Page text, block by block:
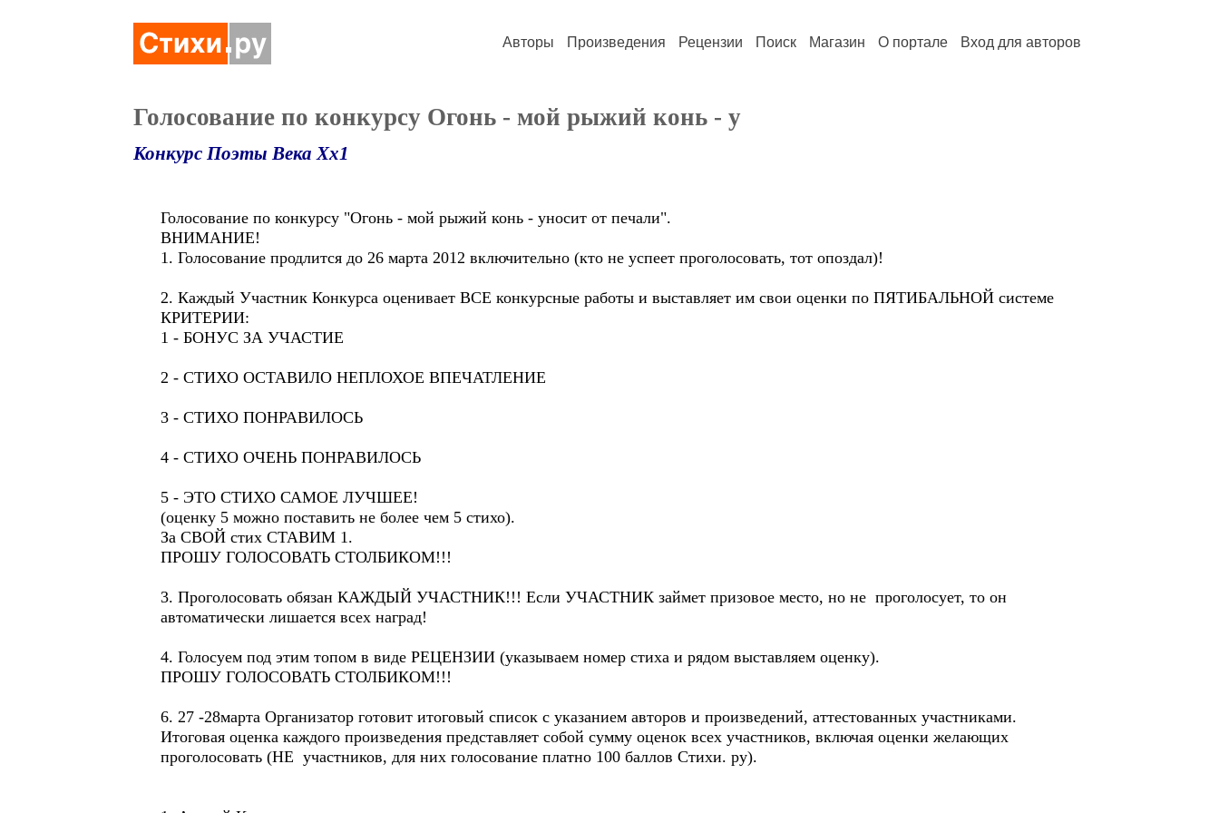
Авторы Произведения Рецензии Поиск Магазин О портале Вход для авторов
Голосование по конкурсу Огонь - мой рыжий конь - у
Конкурс Поэты Века Хх1
Голосование по конкурсу "Огонь - мой рыжий конь - уносит от печали".
ВНИМАНИЕ!
1. Голосование продлится до 26 марта 2012 включительно (кто не успеет проголосовать, тот опоздал)!
2. Каждый Участник Конкурса оценивает ВСЕ конкурсные работы и выставляет им свои оценки по ПЯТИБАЛЬНОЙ системе
КРИТЕРИИ:
1 - БОНУС ЗА УЧАСТИЕ
2 - СТИХО ОСТАВИЛО НЕПЛОХОЕ ВПЕЧАТЛЕНИЕ
3 - СТИХО ПОНРАВИЛОСЬ
4 - СТИХО ОЧЕНЬ ПОНРАВИЛОСЬ
5 - ЭТО СТИХО САМОЕ ЛУЧШЕЕ!
(оценку 5 можно поставить не более чем 5 стихо).
За СВОЙ стих СТАВИМ 1.
ПРОШУ ГОЛОСОВАТЬ СТОЛБИКОМ!!!
3. Проголосовать обязан КАЖДЫЙ УЧАСТНИК!!! Если УЧАСТНИК займет призовое место, но не проголосует, то он
автоматически лишается всех наград!
4. Голосуем под этим топом в виде РЕЦЕНЗИИ (указываем номер стиха и рядом выставляем оценку).
ПРОШУ ГОЛОСОВАТЬ СТОЛБИКОМ!!!
6. 27 -28марта Организатор готовит итоговый список с указанием авторов и произведений, аттестованных участниками.
Итоговая оценка каждого произведения представляет собой сумму оценок всех участников, включая оценки желающих
проголосовать (НЕ участников, для них голосование платно 100 баллов Стихи. ру).